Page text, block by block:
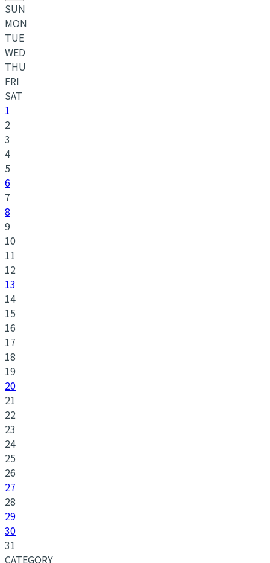
SUN
MON
TUE
WED
THU
FRI
SAT
1
2
3
4
5
6
7
8
9
10
11
12
13
14
15
16
17
18
19
20
21
22
23
24
25
26
27
28
29
30
31
CATEGORY